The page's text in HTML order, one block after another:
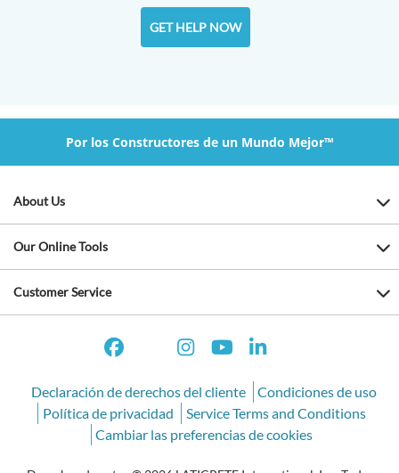
GET HELP NOW
Por los Constructores de un Mundo Mejor™
About Us
Our Online Tools
Customer Service
Declaración de derechos del cliente
Condiciones de uso
Política de privacidad
Service Terms and Conditions
Cambiar las preferencias de cookies